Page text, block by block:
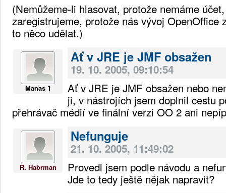
(Nemůžeme-li hlasovat, protože nemáme
zaregistrujeme, protože nás vývoj OpenOffice
to něco udělat.)
Manas 1
Ať v JRE je JMF obsažen
19. 10. 2005, 09:10:54
Ať v JRE je JMF obsažen nebo
ji, v nástrojích jsem doplnil cestu
přehrávač médií ve finální verzi OO 2 ani
R. Habrman
Nefunguje
21. 10. 2005, 11:49:02
Provedl jsem podle návodu a
Jde to tedy ještě nějak napravit?